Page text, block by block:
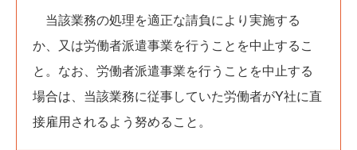
当該業務の処理を適正な請負により実施する
か、又は労働者派遣事業を行うことを中止するこ
と。なお、労働者派遣事業を行うことを中止する
場合は、当該業務に従事していた労働者がY社に直
接雇用されるよう努めること。